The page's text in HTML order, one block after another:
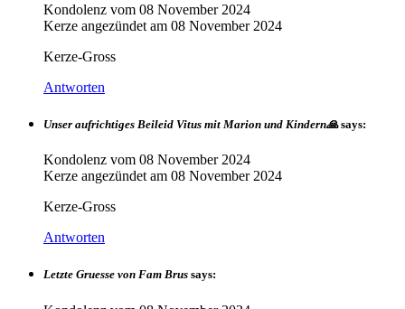
Kondolenz vom 08 November 2024
Kerze angezündet am 08 November 2024
Kerze-Gross
Antworten
Unser aufrichtiges Beileid Vitus mit Marion und Kindern🙏 says:
Kondolenz vom 08 November 2024
Kerze angezündet am 08 November 2024
Kerze-Gross
Antworten
Letzte Gruesse von Fam Brus says: